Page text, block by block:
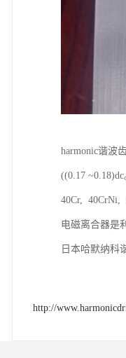
harmonic谐波
((0.17
40Cr, 40CrNi,
电磁离合器是
日本哈默纳科
http://